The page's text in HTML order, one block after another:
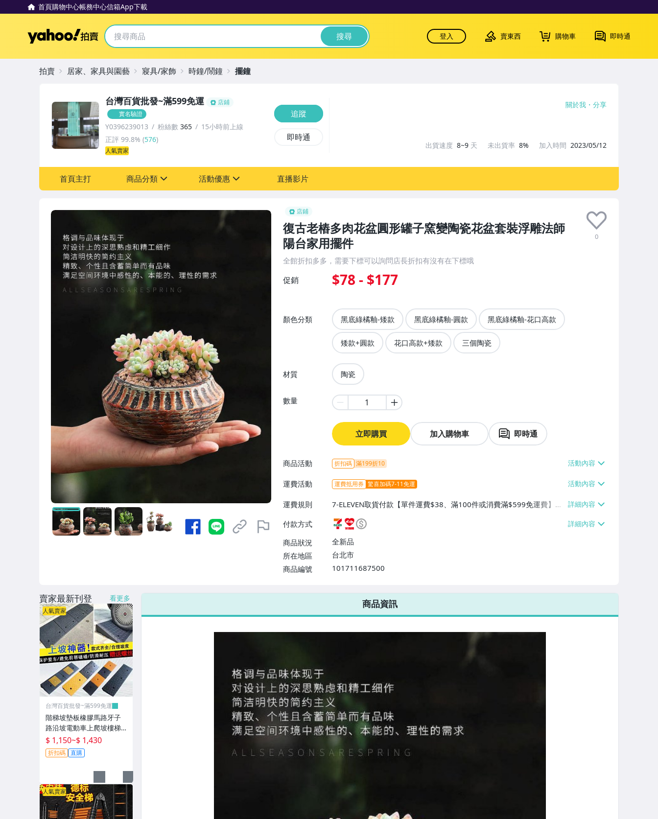
首頁購物中心帳務中心信箱App下載
Yahoo拍賣 搜尋 登入 賣東西 購物車 即時通
店鋪
復古老樁多肉花盆圓形罐子窯變陶瓷花盆套裝浮雕法師
陽台家用擺件
0
全館折扣多多，需要下標可以詢問店長折扣有沒有在下標哦
促銷 $78 - $177
顏色分類 黑底綠橘釉-矮款 黑底綠橘釉-圓款 黑底綠橘釉-花口高款
矮款+圓款 花口高款+矮款 三個陶瓷
材質 陶瓷
數量
立即購買 加入購物車 即時通
商品活動 折扣碼 滿199折10
運費活動 運費抵用券 驚喜加碼7-11免運
運費規則
7-ELEVEN取貨付款【單件運費$38、滿100件或消費滿$599免運費】、
萊爾富取貨付款【單件運費$60、滿100件或消費滿$599免運費】、宅
配/貨運【單件運費$80、滿100件或消費滿$599免運費】
付款方式
商品狀況
全新品
所在地區
台北市
商品編號
101711687500
7-ELEVEN 運費只要38元
不限金額、筆數，筆筆優惠無限次！
台灣百貨批發~滿599免運
店鋪
實名驗證
Y0396239013 粉絲數 365
15小時前上線
正評 99.8% (576)
人氣賣家
追蹤
即時通
關於我 分享
出貨速度 8~9 天 未出貨率 8% 加入時間 2023/05/12
首頁主打 商品分類 活動優惠 直播影片
拍賣 居家、家具與園藝 寢具/家飾 時鐘/鬧鐘 擺鐘
商品資訊
賣家最新刊登 看更多
人氣賣家
台灣百貨批發~滿599免運
階梯坡墊板橡膠馬路牙子
路沿坡電動車上爬坡樓梯
墊門檻緩衝墊~P0802
$ 1,150~$ 1,430
折扣碼 直購
人氣賣家